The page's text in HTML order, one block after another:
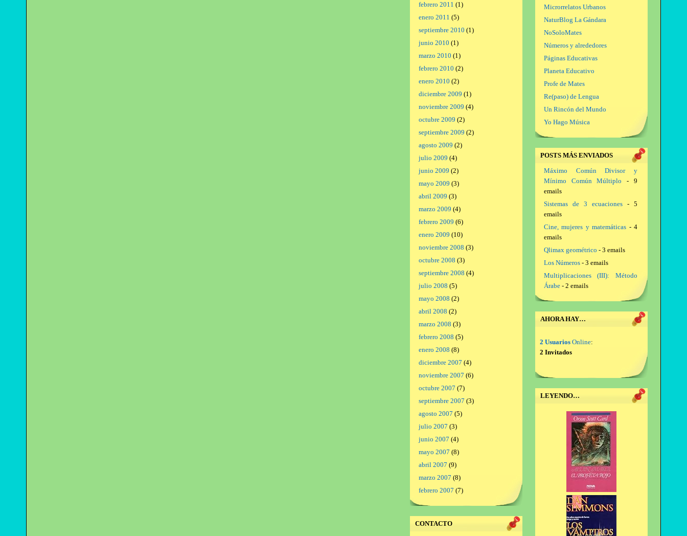
febrero 2011 (1)
enero 2011 (5)
septiembre 2010 (1)
junio 2010 (1)
marzo 2010 (1)
febrero 2010 (2)
enero 2010 (2)
diciembre 2009 (1)
noviembre 2009 (4)
octubre 2009 (2)
septiembre 2009 (2)
agosto 2009 (2)
julio 2009 (4)
junio 2009 (2)
mayo 2009 (3)
abril 2009 (3)
marzo 2009 (4)
febrero 2009 (6)
enero 2009 (10)
noviembre 2008 (3)
octubre 2008 (3)
septiembre 2008 (4)
julio 2008 (5)
mayo 2008 (2)
abril 2008 (2)
marzo 2008 (3)
febrero 2008 (5)
enero 2008 (8)
diciembre 2007 (4)
noviembre 2007 (6)
octubre 2007 (7)
septiembre 2007 (3)
agosto 2007 (5)
julio 2007 (3)
junio 2007 (4)
mayo 2007 (8)
abril 2007 (9)
marzo 2007 (8)
febrero 2007 (7)
CONTACTO
Microrrelatos Urbanos
NaturBlog La Gándara
NoSoloMates
Números y alrededores
Páginas Educativas
Planeta Educativo
Profe de Mates
Re(paso) de Lengua
Un Rincón del Mundo
Yo Hago Música
POSTS MÁS ENVIADOS
Máximo Común Divisor y
Mínimo Común Múltiplo - 9
emails
Sistemas de 3 ecuaciones- 5
emails
Cine, mujeres y matemáticas - 4
emails
Qlimax geométrico - 3 emails
Los Números- 3 emails
Multiplicaciones (III): Método
Árabe- 2 emails
AHORA HAY…
2 Usuarios Online:
2 Invitados
LEYENDO…